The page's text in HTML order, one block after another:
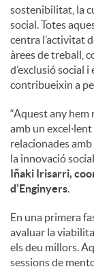
sostenibilitat, la
social. Totes
centra l’activitat
àrees de treball,
d’exclusió social
contribueixin a
“Aquest any
amb un
relacionades
la innovació
Iñaki Irisarri,
d’Enginyers.
En una primera
avaluar la
els deu millors.
sessions de